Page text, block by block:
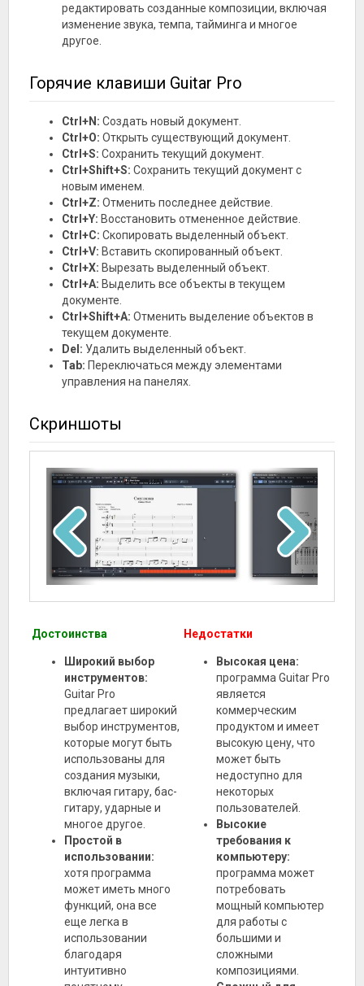
редактировать созданные композиции, включая
изменение звука, темпа, тайминга и многое
другое.
Горячие клавиши Guitar Pro
Ctrl+N: Создать новый документ.
Ctrl+O: Открыть существующий документ.
Ctrl+S: Сохранить текущий документ.
Ctrl+Shift+S: Сохранить текущий документ с
новым именем.
Ctrl+Z: Отменить последнее действие.
Ctrl+Y: Восстановить отмененное действие.
Ctrl+C: Скопировать выделенный объект.
Ctrl+V: Вставить скопированный объект.
Ctrl+X: Вырезать выделенный объект.
Ctrl+A: Выделить все объекты в текущем
документе.
Ctrl+Shift+A: Отменить выделение объектов в
текущем документе.
Del: Удалить выделенный объект.
Tab: Переключаться между элементами
управления на панелях.
Скриншоты
Достоинства
Широкий выбор
инструментов:
Guitar Pro
предлагает широкий
выбор инструментов,
которые могут быть
использованы для
создания музыки,
включая гитару, бас-
гитару, ударные и
многое другое.
Простой в
использовании:
хотя программа
может иметь много
функций, она все
еще легка в
использовании
благодаря
интуитивно
Недостатки
Высокая цена:
программа Guitar Pro
является
коммерческим
продуктом и имеет
высокую цену, что
может быть
недоступно для
некоторых
пользователей.
Высокие
требования к
компьютеру:
программа может
потребовать
мощный компьютер
для работы с
большими и
сложными
композициями.